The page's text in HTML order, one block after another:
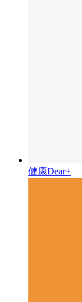
健康Dear+